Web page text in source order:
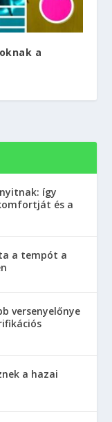
a
így
és a
a tempót a
versenyelőnye
a hazai